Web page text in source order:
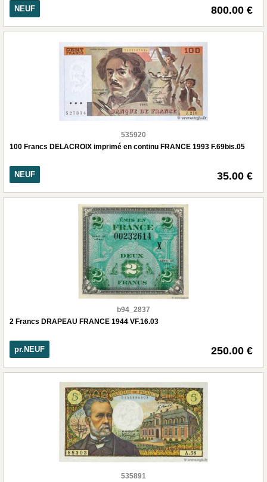
NEUF 800.00 €
535920
100 Francs DELACROIX imprimé en continu FRANCE 1993 F.69bis.05
NEUF 35.00 €
b94_2837
2 Francs DRAPEAU FRANCE 1944 VF.16.03
pr.NEUF 250.00 €
535891